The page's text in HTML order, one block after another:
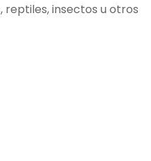
reptiles, insectos u otros